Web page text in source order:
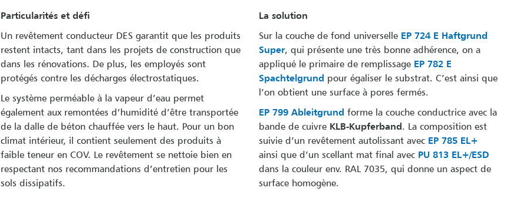
Particularités et défi
Un revêtement conducteur DES garantit que les produits
restent intacts, tant dans les projets de construction que
dans les rénovations. De plus, les employés sont
protégés contre les décharges électrostatiques.
Le système perméable à la vapeur d’eau permet
également aux remontées d’humidité d’être transportée
de la dalle de béton chauffée vers le haut. Pour un bon
climat intérieur, il contient seulement des produits à
faible teneur en COV. Le revêtement se nettoie bien en
respectant nos recommandations d’entretien pour les
sols dissipatifs.
La solution
Sur la couche de fond universelle EP 724 E Haftgrund
Super, qui présente une très bonne adhérence, on a
appliqué le primaire de remplissage EP 782 E
Spachtelgrund pour égaliser le substrat. C’est ainsi que
l’on obtient une surface à pores fermés.
EP 799 Ableitgrund forme la couche conductrice avec la
bande de cuivre KLB-Kupferband. La composition est
suivie d’un revêtement autolissant avec EP 785 EL+
ainsi que d’un scellant mat final avec PU 813 EL+/ESD
dans la couleur env. RAL 7035, qui donne un aspect de
surface homogène.